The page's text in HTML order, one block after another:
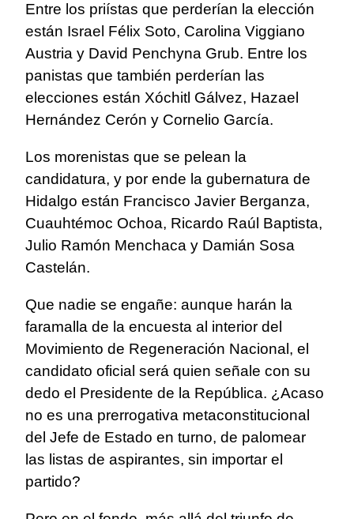
Entre los priístas que perderían la elección
están Israel Félix Soto, Carolina Viggiano
Austria y David Penchyna Grub. Entre los
panistas que también perderían las
elecciones están Xóchitl Gálvez, Hazael
Hernández Cerón y Cornelio García.
Los morenistas que se pelean la
candidatura, y por ende la gubernatura de
Hidalgo están Francisco Javier Berganza,
Cuauhtémoc Ochoa, Ricardo Raúl Baptista,
Julio Ramón Menchaca y Damián Sosa
Castelán.
Que nadie se engañe: aunque harán la
faramalla de la encuesta al interior del
Movimiento de Regeneración Nacional, el
candidato oficial será quien señale con su
dedo el Presidente de la República. ¿Acaso
no es una prerrogativa metaconstitucional
del Jefe de Estado en turno, de palomear
las listas de aspirantes, sin importar el
partido?